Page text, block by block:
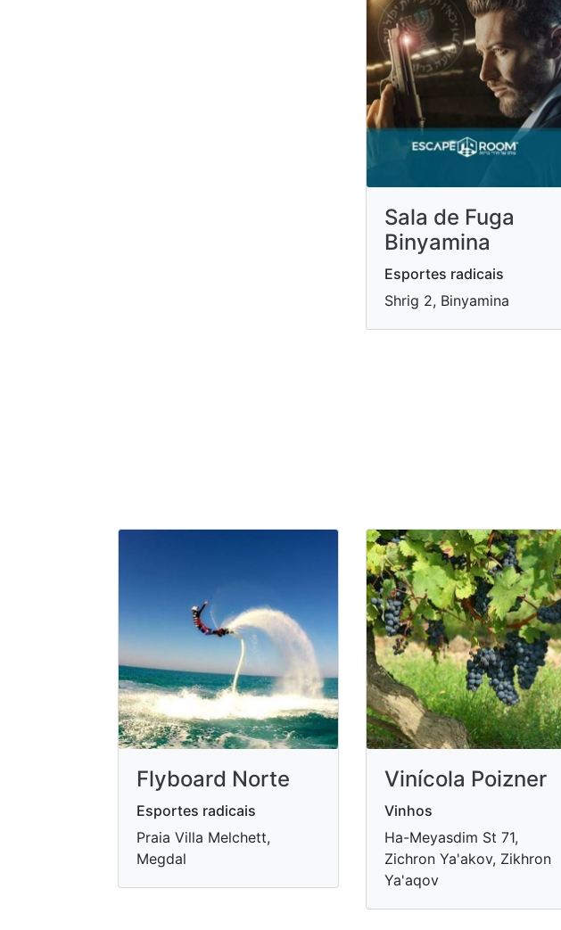
Sala de Fuga
Binyamina
Esportes radicais
Shrig 2, Binyamina
Flyboard Norte
Esportes radicais
Praia Villa Melchett,
Megdal
Vinícola Poizner
Vinhos
Ha-Meyasdim St 71,
Zichron Ya'akov, Zikhron
Ya'aqov